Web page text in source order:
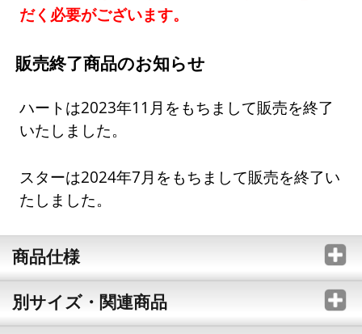
だく必要がございます。
販売終了商品のお知らせ
ハートは2023年11月をもちまして販売を終了
いたしました。
スターは2024年7月をもちまして販売を終了い
たしました。
商品仕様
別サイズ・関連商品